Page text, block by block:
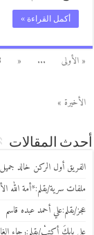
أكمل القراءة »
« الأولى ...
«
الأخيرة »
أحدث المقالات
الفريق أول الركن خالد
ملفات سرية/بقلم:*أمة الله
عجز/بقلم:علي أحمد عبده قاسم